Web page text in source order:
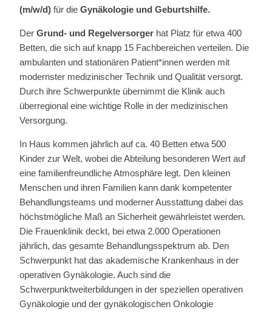
(m/w/d) für die Gynäkologie und Geburtshilfe.
Der Grund- und Regelversorger hat Platz für etwa 400
Betten, die sich auf knapp 15 Fachbereichen verteilen. Die
ambulanten und stationären Patient*innen werden mit
modernster medizinischer Technik und Qualität versorgt.
Durch ihre Schwerpunkte übernimmt die Klinik auch
überregional eine wichtige Rolle in der medizinischen
Versorgung.
In Haus kommen jährlich auf ca. 40 Betten etwa 500
Kinder zur Welt, wobei die Abteilung besonderen Wert auf
eine familienfreundliche Atmosphäre legt. Den kleinen
Menschen und ihren Familien kann dank kompetenter
Behandlungsteams und moderner Ausstattung dabei das
höchstmögliche Maß an Sicherheit gewährleistet werden.
Die Frauenklinik deckt, bei etwa 2.000 Operationen
jährlich, das gesamte Behandlungsspektrum ab. Den
Schwerpunkt hat das akademische Krankenhaus in der
operativen Gynäkologie. Auch sind die
Schwerpunktweiterbildungen in der speziellen operativen
Gynäkologie und der gynäkologischen Onkologie